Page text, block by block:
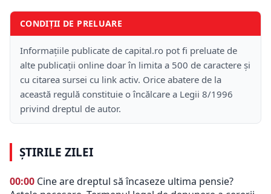
CONDIȚII DE PRELUARE
Informațiile publicate de capital.ro pot fi preluate de
alte publicații online doar în limita a 500 de caractere și
cu citarea sursei cu link activ. Orice abatere de la
această regulă constituie o încălcare a Legii 8/1996
privind dreptul de autor.
ȘTIRILE ZILEI
00:00 Cine are dreptul să încaseze ultima pensie?